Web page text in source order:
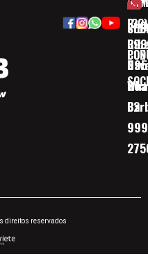
(32)
32
direitos reservados